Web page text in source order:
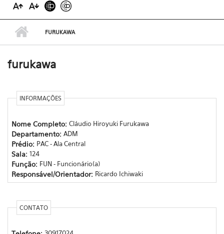
FURUKAWA
furukawa
INFORMAÇÕES
Nome Completo: Cláudio Hiroyuki Furukawa
Departamento: ADM
Prédio: PAC - Ala Central
Sala: 124
Função: FUN - Funcionário(a)
Responsável/Orientador: Ricardo Ichiwaki
CONTATO